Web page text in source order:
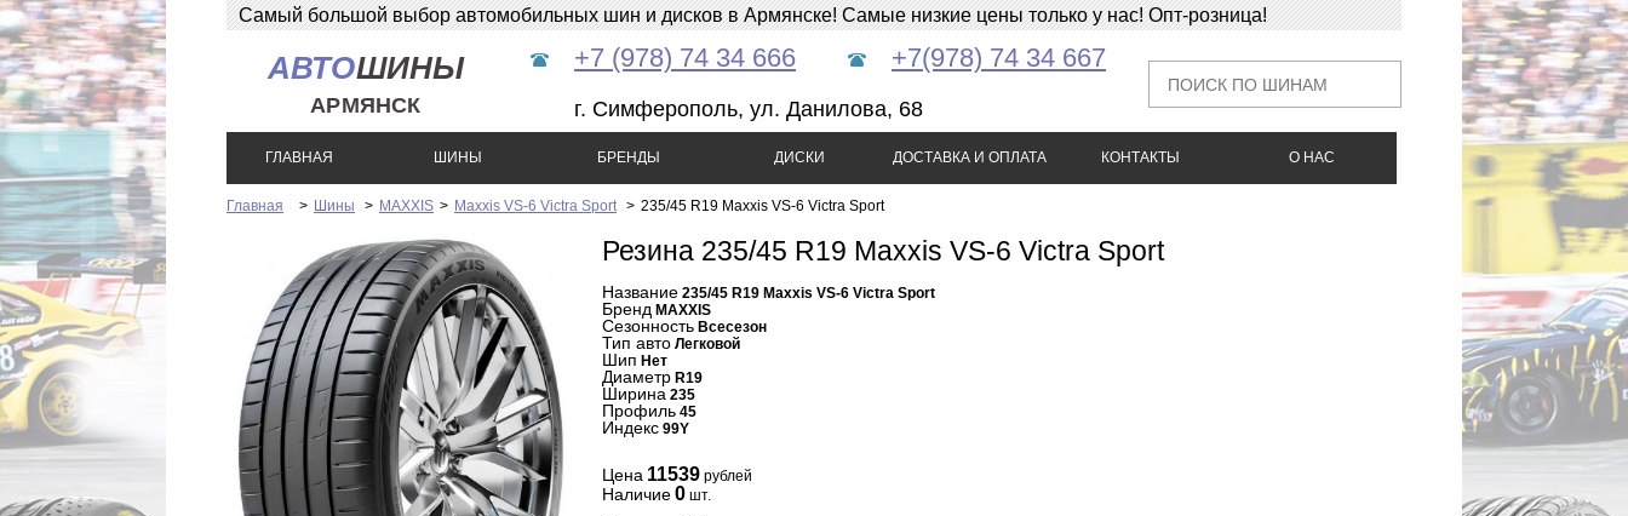
Самый большой выбор автомобильных шин и дисков в Армянске! Самые низкие цены только у нас! Опт-розница!
АВТОШИНЫ
АРМЯНСК
+7 (978) 74 34 666 +7(978) 74 34 667
г. Симферополь, ул. Данилова, 68
ГЛАВНАЯ ШИНЫ БРЕНДЫ ДИСКИ ДОСТАВКА И ОПЛАТА КОНТАКТЫ О НАС
Главная > Шины > MAXXIS > Maxxis VS-6 Victra Sport > 235/45 R19 Maxxis VS-6 Victra Sport
Резина 235/45 R19 Maxxis VS-6 Victra Sport
Название 235/45 R19 Maxxis VS-6 Victra Sport
Бренд MAXXIS
Сезонность Всесезон
Тип авто Легковой
Шип Нет
Диаметр R19
Ширина 235
Профиль 45
Индекс 99Y
Цена 11539 рублей
Наличие0 шт.